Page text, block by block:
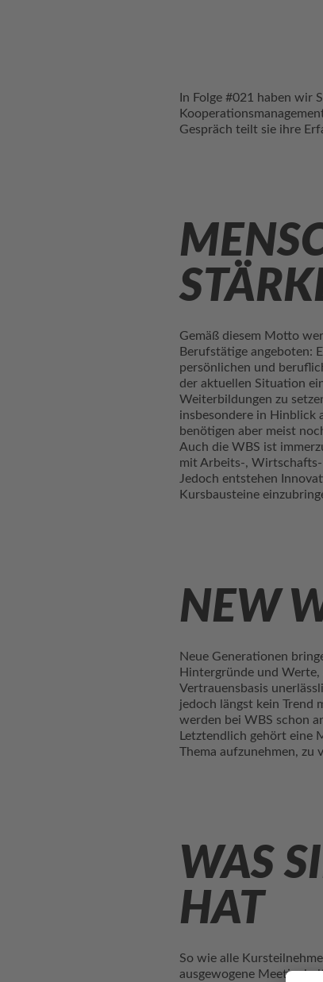
In Folge #021 haben wir
Gespräch teilt sie ihre
Gemäß diesem Motto
Berufstätige angeboten:
persönlichen und
der aktuellen Situation
Weiterbildungen zu
insbesondere in Hinblick
benötigen aber meist
Auch die WBS ist
mit Arbeits-,
Jedoch entstehen
Kursbausteine
NEW
Neue Generationen
Hintergründe und
Vertrauensbasis
jedoch längst kein Trend
werden bei WBS schon
Letztendlich gehört eine
Thema aufzunehmen, zu
WAS
HAT
So wie alle
ausgewogene